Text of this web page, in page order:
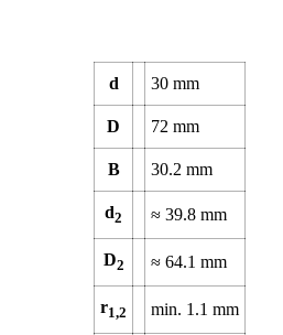
d 30mm
D 72mm
B 30.2mm
d2 ≈ 39.8mm
D2 ≈ 64.1mm
r1,2 min. 1.1mm